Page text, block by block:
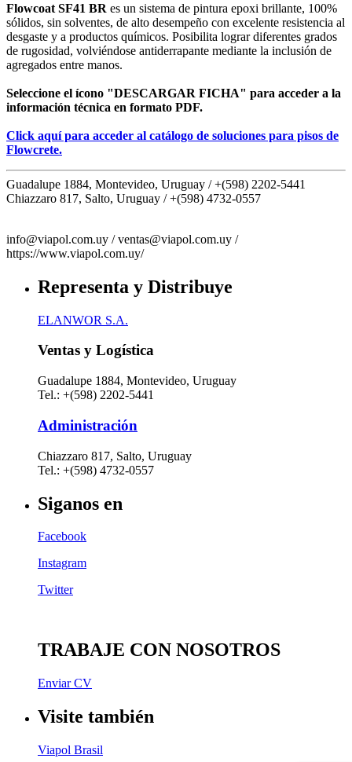
Flowcoat SF41 BR es un sistema de pintura epoxi brillante, 100%
sólidos, sin solventes, de alto desempeño con excelente resistencia al
desgaste y a productos químicos. Posibilita lograr diferentes grados
de rugosidad, volviéndose antiderrapante mediante la inclusión de
agregados entre manos.
Seleccione el ícono "DESCARGAR FICHA" para acceder a la
información técnica en formato PDF.
Click aquí para acceder al catálogo de soluciones para pisos de
Flowcrete.
Guadalupe 1884, Montevideo, Uruguay /+(598) 2202-5441
Chiazzaro 817, Salto, Uruguay /+(598) 4732-0557
info@viapol.com.uy /ventas@viapol.com.uy /
https://www.viapol.com.uy/
Representa y Distribuye
ELANWOR S.A.
Ventas y Logística
Guadalupe 1884, Montevideo, Uruguay
Tel.: +(598) 2202-5441
Administración
Chiazzaro 817, Salto, Uruguay
Tel.: +(598) 4732-0557
Siganos en
Facebook
Instagram
Twitter
TRABAJE CON NOSOTROS
Enviar CV
Visite también
Viapol Brasil